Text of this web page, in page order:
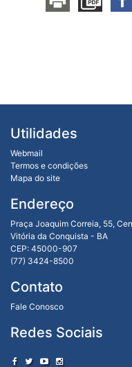
Utilidades
Webmail
Termos e condições
Mapa do site
Endereço
Praça Joaquim Correia, 55,
Vitória da Conquista - BA
CEP: 45000-907
(77) 3424-8500
Contato
Fale Conosco
Redes Sociais